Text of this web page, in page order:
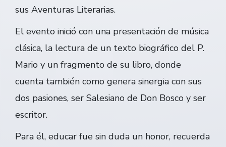
sus Aventuras Literarias.
El evento inició con una presentación de música
clásica, la lectura de un texto biográfico del P.
Mario y un fragmento de su libro, donde
cuenta también como genera sinergia con sus
dos pasiones, ser Salesiano de Don Bosco y ser
escritor.
Para él, educar fue sin duda un honor, recuerda